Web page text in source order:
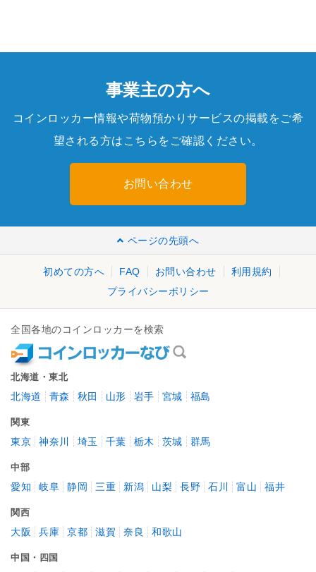
事業主の方へ
コインロッカー情報や荷物預かりサービスの掲載をご希
望される方はこちらをご確認ください。
お問い合わせ
ページの先頭へ
初めての方へ FAQ お問い合わせ
利用規約
プライバシーポリシー
全国各地のコインロッカーを検索
北海道・東北
北海道 青森 秋田 山形 岩手 宮城 福島
関東
東京 神奈川 埼玉 千葉 栃木 茨城 群馬
中部
愛知 岐阜 静岡 三重 新潟 山梨 長野 石川 富山 福井
関西
大阪 兵庫 京都 滋賀 奈良 和歌山
中国・四国